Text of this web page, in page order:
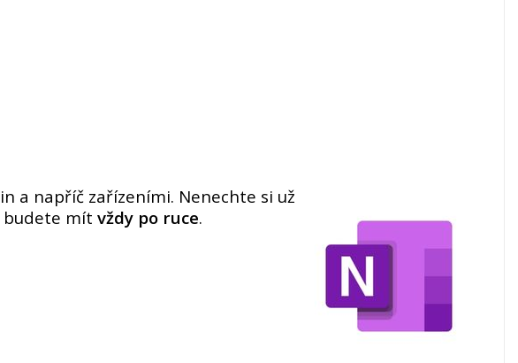
a napříč zařízeními. Nenechte si už
budete mít vždy po ruce.